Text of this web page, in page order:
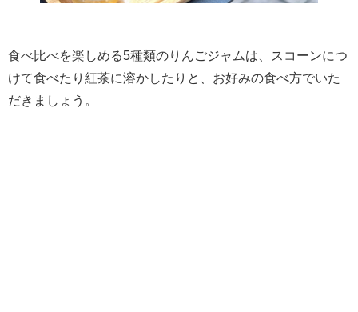
食べ比べを楽しめる5種類のりんごジャムは、スコーンにつ
けて食べたり紅茶に溶かしたりと、お好みの食べ方でいた
だきましょう。